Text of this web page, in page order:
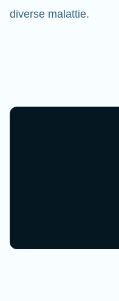
diverse malattie.